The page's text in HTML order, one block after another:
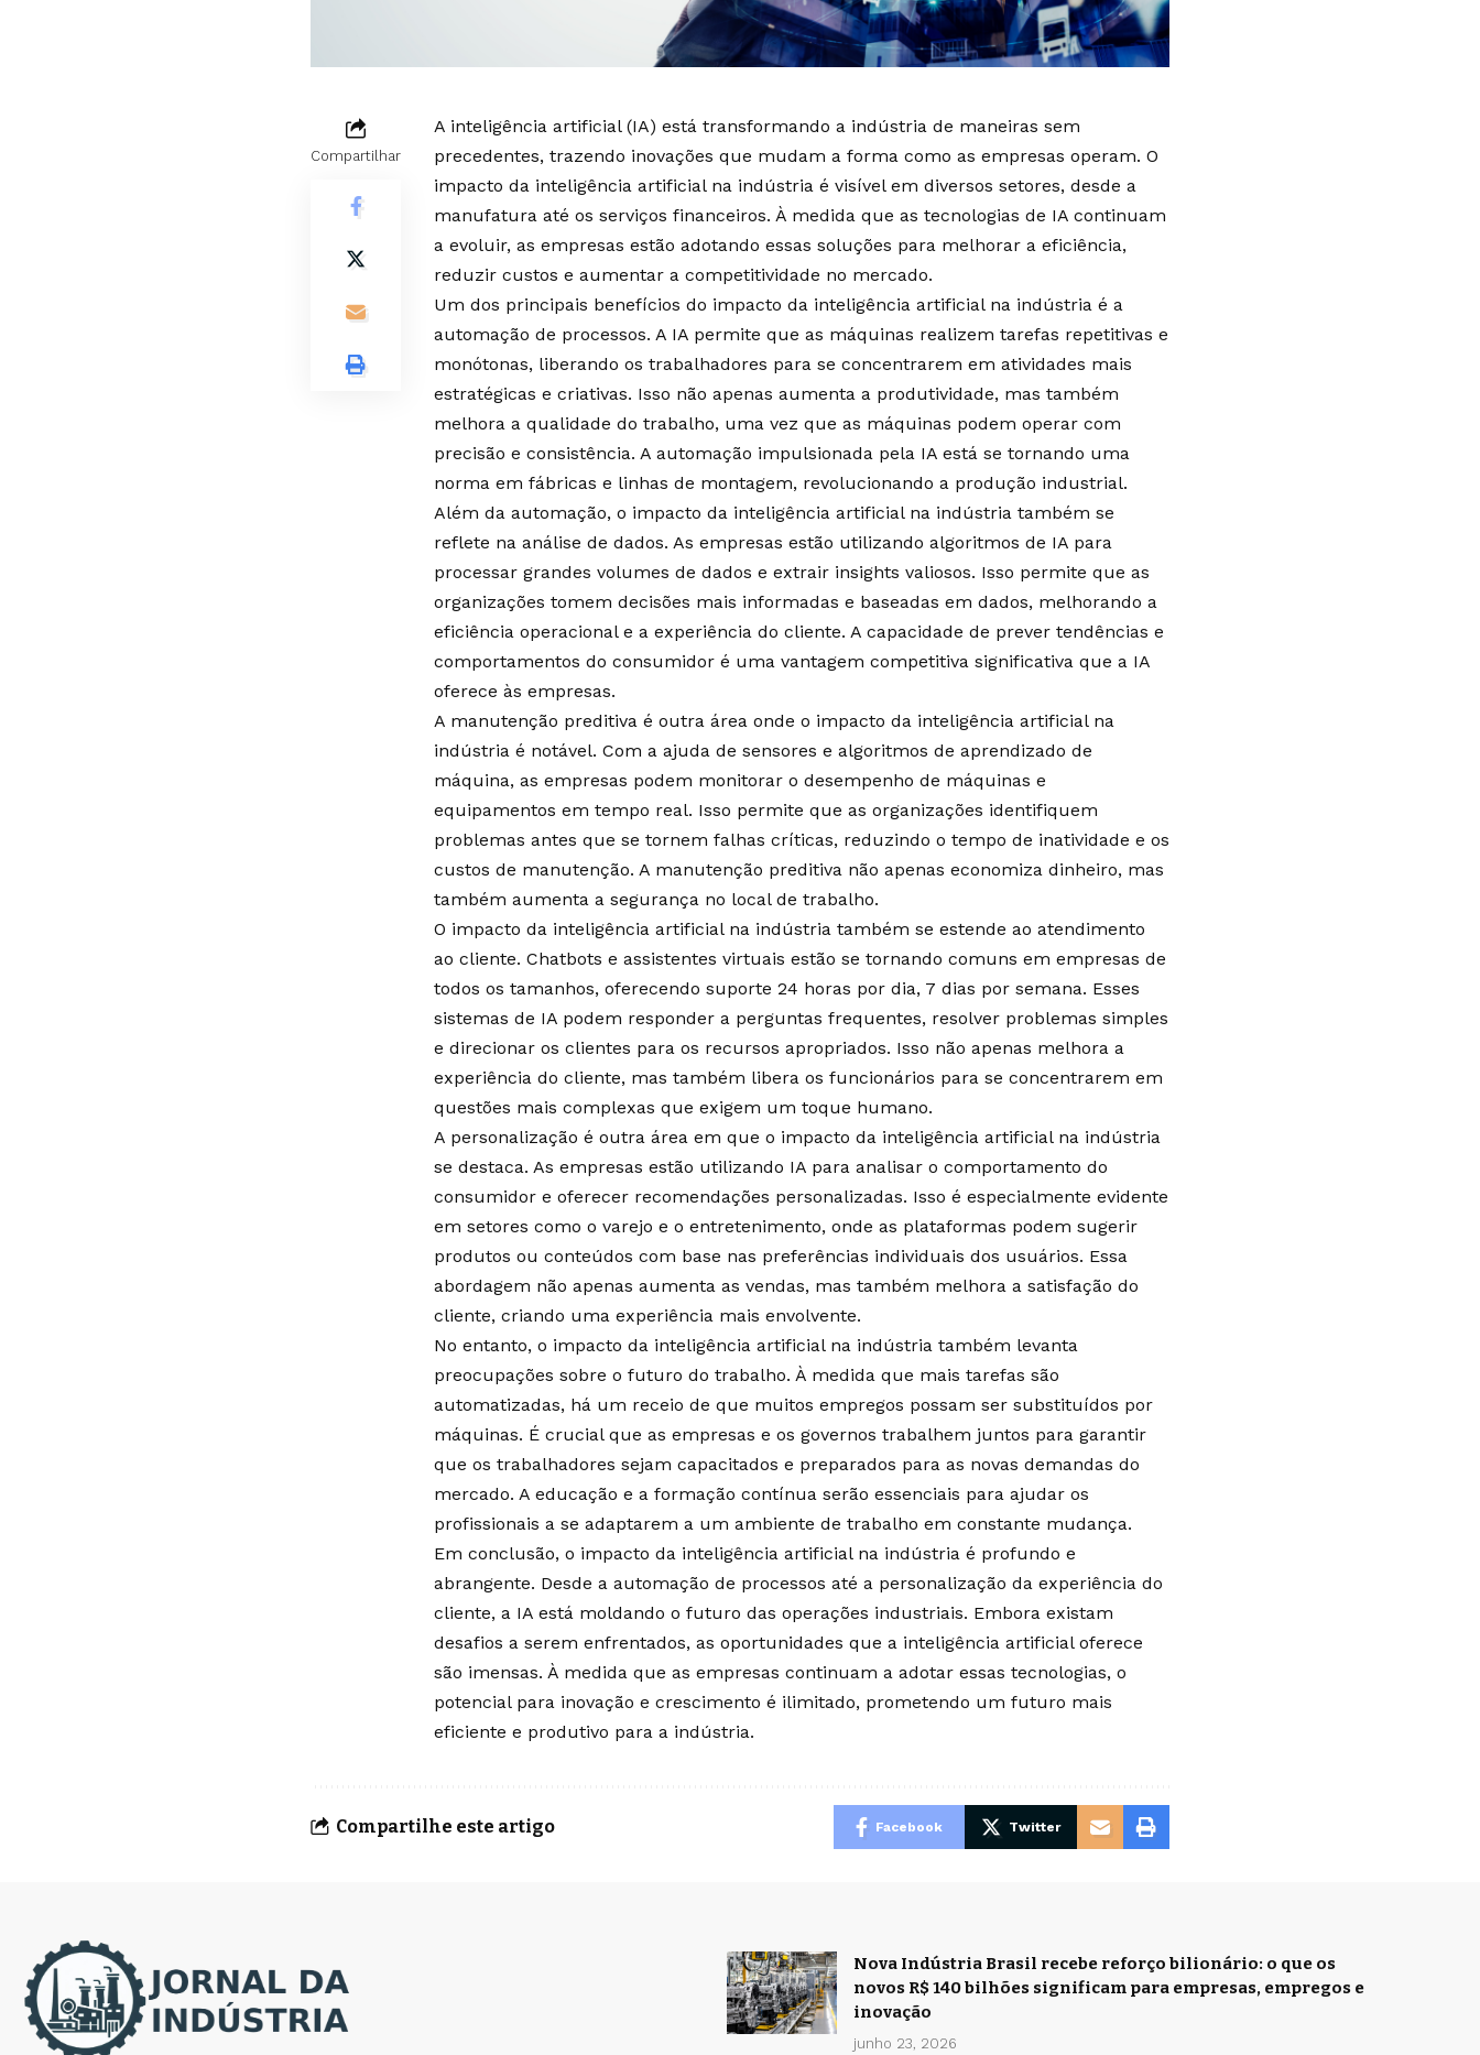
Compartilhar
A inteligência artificial (IA) está transformando a indústria de maneiras sem
precedentes, trazendo inovações que mudam a forma como as empresas operam. O
impacto da inteligência artificial na indústria é visível em diversos setores, desde a
manufatura até os serviços financeiros. À medida que as tecnologias de IA continuam
a evoluir, as empresas estão adotando essas soluções para melhorar a eficiência,
reduzir custos e aumentar a competitividade no mercado.
Um dos principais benefícios do impacto da inteligência artificial na indústria é a
automação de processos. A IA permite que as máquinas realizem tarefas repetitivas e
monótonas, liberando os trabalhadores para se concentrarem em atividades mais
estratégicas e criativas. Isso não apenas aumenta a produtividade, mas também
melhora a qualidade do trabalho, uma vez que as máquinas podem operar com
precisão e consistência. A automação impulsionada pela IA está se tornando uma
norma em fábricas e linhas de montagem, revolucionando a produção industrial.
Além da automação, o impacto da inteligência artificial na indústria também se
reflete na análise de dados. As empresas estão utilizando algoritmos de IA para
processar grandes volumes de dados e extrair insights valiosos. Isso permite que as
organizações tomem decisões mais informadas e baseadas em dados, melhorando a
eficiência operacional e a experiência do cliente. A capacidade de prever tendências e
comportamentos do consumidor é uma vantagem competitiva significativa que a IA
oferece às empresas.
A manutenção preditiva é outra área onde o impacto da inteligência artificial na
indústria é notável. Com a ajuda de sensores e algoritmos de aprendizado de
máquina, as empresas podem monitorar o desempenho de máquinas e
equipamentos em tempo real. Isso permite que as organizações identifiquem
problemas antes que se tornem falhas críticas, reduzindo o tempo de inatividade e os
custos de manutenção. A manutenção preditiva não apenas economiza dinheiro, mas
também aumenta a segurança no local de trabalho.
O impacto da inteligência artificial na indústria também se estende ao atendimento
ao cliente. Chatbots e assistentes virtuais estão se tornando comuns em empresas de
todos os tamanhos, oferecendo suporte 24 horas por dia, 7 dias por semana. Esses
sistemas de IA podem responder a perguntas frequentes, resolver problemas simples
e direcionar os clientes para os recursos apropriados. Isso não apenas melhora a
experiência do cliente, mas também libera os funcionários para se concentrarem em
questões mais complexas que exigem um toque humano.
A personalização é outra área em que o impacto da inteligência artificial na indústria
se destaca. As empresas estão utilizando IA para analisar o comportamento do
consumidor e oferecer recomendações personalizadas. Isso é especialmente evidente
em setores como o varejo e o entretenimento, onde as plataformas podem sugerir
produtos ou conteúdos com base nas preferências individuais dos usuários. Essa
abordagem não apenas aumenta as vendas, mas também melhora a satisfação do
cliente, criando uma experiência mais envolvente.
No entanto, o impacto da inteligência artificial na indústria também levanta
preocupações sobre o futuro do trabalho. À medida que mais tarefas são
automatizadas, há um receio de que muitos empregos possam ser substituídos por
máquinas. É crucial que as empresas e os governos trabalhem juntos para garantir
que os trabalhadores sejam capacitados e preparados para as novas demandas do
mercado. A educação e a formação contínua serão essenciais para ajudar os
profissionais a se adaptarem a um ambiente de trabalho em constante mudança.
Em conclusão, o impacto da inteligência artificial na indústria é profundo e
abrangente. Desde a automação de processos até a personalização da experiência do
cliente, a IA está moldando o futuro das operações industriais. Embora existam
desafios a serem enfrentados, as oportunidades que a inteligência artificial oferece
são imensas. À medida que as empresas continuam a adotar essas tecnologias, o
potencial para inovação e crescimento é ilimitado, prometendo um futuro mais
eficiente e produtivo para a indústria.
Compartilhe este artigo Facebook Twitter
Nova Indústria Brasil recebe reforço bilionário: o que os
novos R$ 140 bilhões significam para empresas, empregos e
inovação
junho 23, 2026